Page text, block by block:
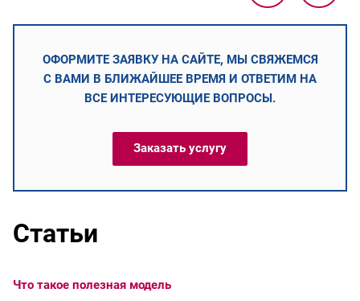
ОФОРМИТЕ ЗАЯВКУ НА САЙТЕ, МЫ СВЯЖЕМСЯ
С ВАМИ В БЛИЖАЙШЕЕ ВРЕМЯ И ОТВЕТИМ НА
ВСЕ ИНТЕРЕСУЮЩИЕ ВОПРОСЫ.
Заказать услугу
Статьи
Что такое полезная модель